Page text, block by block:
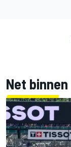
Net binnen